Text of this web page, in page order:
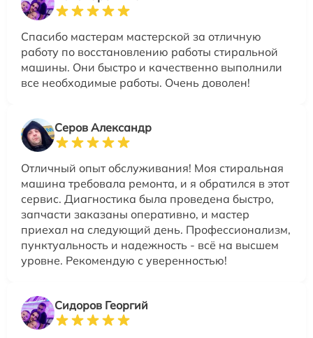
Спасибо мастерам мастерской за отличную
работу по восстановлению работы стиральной
машины. Они быстро и качественно выполнили
все необходимые работы. Очень доволен!
Серов Александр
Отличный опыт обслуживания! Моя стиральная
машина требовала ремонта, и я обратился в этот
сервис. Диагностика была проведена быстро,
запчасти заказаны оперативно, и мастер
приехал на следующий день. Профессионализм,
пунктуальность и надежность - всё на высшем
уровне. Рекомендую с уверенностью!
Сидоров Георгий